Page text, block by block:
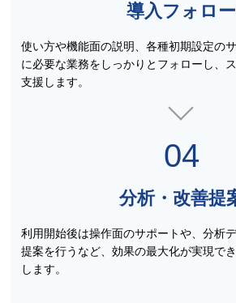
導入フォロー
使い方や機能面の説明、各種初期設定の
に必要な業務をしっかりとフォローし、
支援します。
04
分析・改善提
利用開始後は操作面のサポートや、分析
提案を行うなど、効果の最大化が実現で
します。